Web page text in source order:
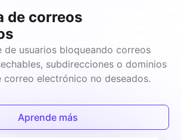
de correos
de usuarios bloqueando correos
subdirecciones o dominios
correo electrónico no deseados.
Aprende más